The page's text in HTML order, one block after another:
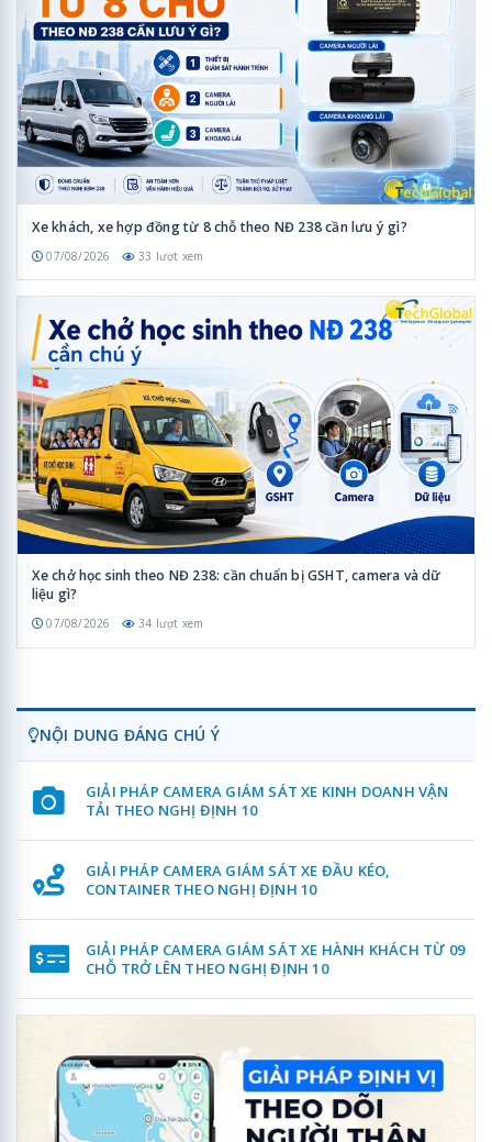
Xe khách, xe hợp đồng từ 8 chỗ theo NĐ 238 cần lưu ý gì?
07/08/2026 33 lượt xem
Xe chở học sinh theo NĐ 238: cần chuẩn bị GSHT, camera và dữ
liệu gì?
07/08/2026 34 lượt xem
NỘI DUNG ĐÁNG CHÚ Ý
GIẢI PHÁP CAMERA GIÁM SÁT XE KINH DOANH VẬN
TẢI THEO NGHỊ ĐỊNH 10
GIẢI PHÁP CAMERA GIÁM SÁT XE ĐẦU KÉO,
CONTAINER THEO NGHỊ ĐỊNH 10
GIẢI PHÁP CAMERA GIÁM SÁT XE HÀNH KHÁCH TỪ 09
CHỖ TRỞ LÊN THEO NGHỊ ĐỊNH 10